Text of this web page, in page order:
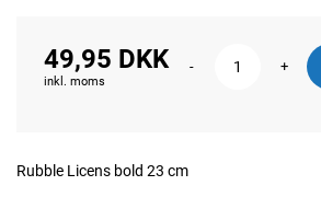
49,95 DKK
inkl. moms
- +
Rubble Licens bold 23 cm